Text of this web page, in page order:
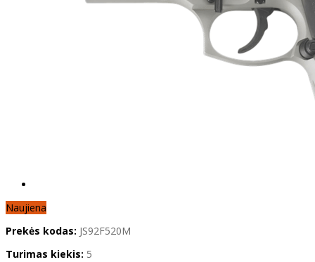
Naujiena
Prekės kodas: JS92F520M
Turimas kiekis: 5